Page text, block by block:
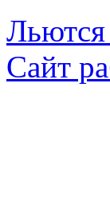
Сайт